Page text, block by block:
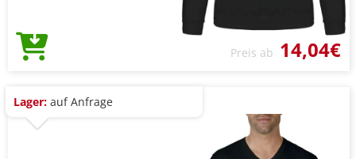
Preis ab 14,04€
Lager: auf Anfrage